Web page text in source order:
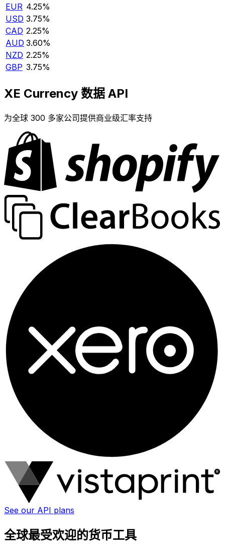
EUR 4.25%
USD 3.75%
CAD 2.25%
AUD 3.60%
NZD 2.25%
GBP 3.75%
XE Currency 数据 API
为全球 300 多家公司提供商业级汇率支持
See our API plans
全球最受欢迎的货币工具